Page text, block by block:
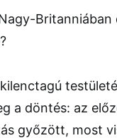
a döntés: az
győzött, most